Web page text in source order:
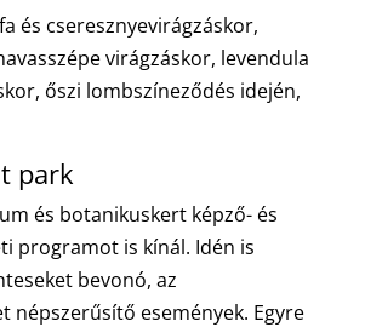
és cseresznyevirágzáskor,
virágzáskor, levendula
őszi lombszíneződés idején,
park
és botanikuskert képző- és
programot is kínál. Idén is
bevonó, az
népszerűsítő események. Egyre